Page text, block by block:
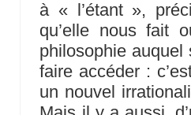
à « l’étant »,
qu’elle nous fait
philosophie auquel
faire accéder :
un nouvel